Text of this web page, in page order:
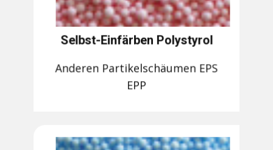
Selbst-Einfärben Polystyrol
Anderen Partikelschäumen EPS
EPP